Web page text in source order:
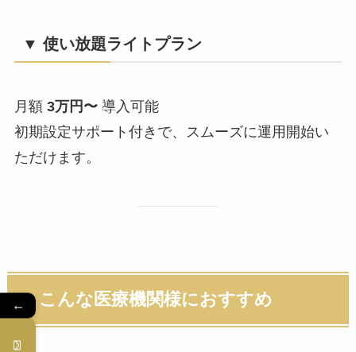
▼ 使い放題ライトプラン
月額 3万円〜導入可能
初期設定サポート付きで、スムーズに運用開始い
ただけます。
■ こんな医療機関様におすすめ
←